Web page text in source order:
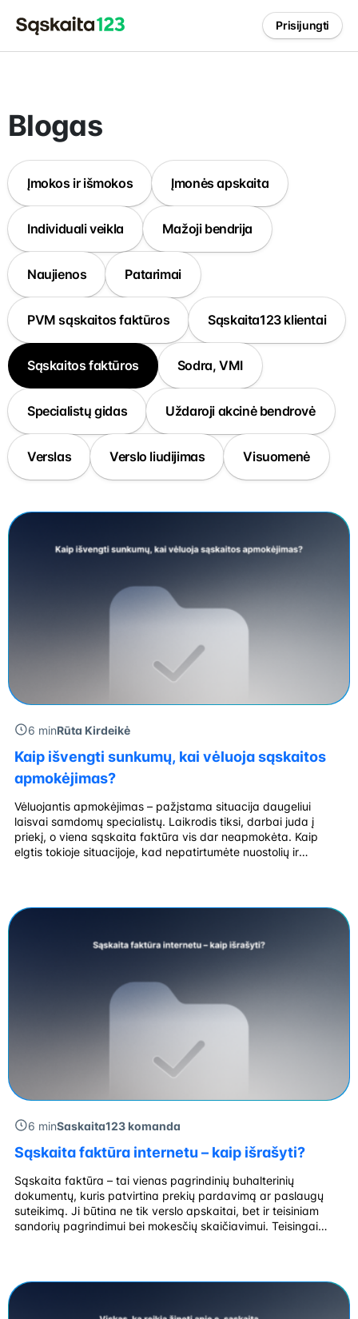
Prisijungti
Blogas
Įmokos ir išmokos Įmonės apskaita
Individuali veikla Mažoji bendrija
Naujienos Patarimai
PVM sąskaitos faktūros Sąskaita123 klientai
Sąskaitos faktūros Sodra, VMI
Specialistų gidas Uždaroji akcinė bendrovė
Verslas Verslo liudijimas Visuomenė
6 minRūta Kirdeikė
Kaip išvengti sunkumų, kai vėluoja sąskaitos
apmokėjimas?
Vėluojantis apmokėjimas – pažįstama situacija daugeliui
laisvai samdomų specialistų. Laikrodis tiksi, darbai juda į
priekį, o viena sąskaita faktūra vis dar neapmokėta. Kaip
elgtis tokioje situacijoje, kad nepatirtumėte nuostolių ir
planuoti išlaidas, investicijas ir […]
6 minSaskaita123 komanda
Sąskaita faktūra internetu – kaip išrašyti?
Sąskaita faktūra – tai vienas pagrindinių buhalterinių
dokumentų, kuris patvirtina prekių pardavimą ar paslaugų
suteikimą. Ji būtina ne tik verslo apskaitai, bet ir teisiniam
sandorių pagrindimui bei mokesčių skaičiavimui. Teisingai
pagrindine buhalterinių […]